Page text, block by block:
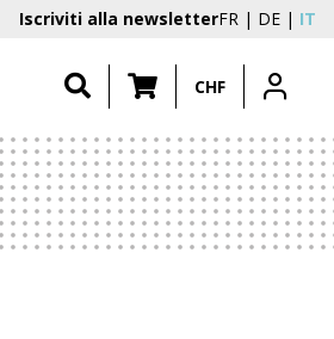
Iscriviti alla newsletterFR DE IT
CHF